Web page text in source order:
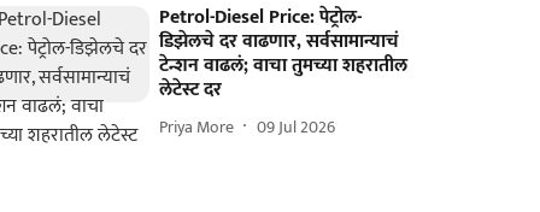
Petrol-Diesel Price: पेट्रोल-
डिझेलचे दर वाढणार, सर्वसामान्याचं
टेन्शन वाढलं; वाचा तुमच्या शहरातील
लेटेस्ट दर
Priya More 09 Jul 2026